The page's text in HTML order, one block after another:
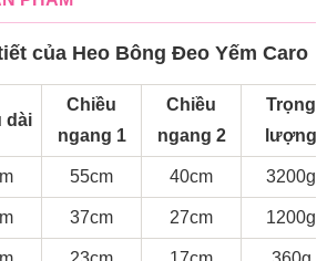
của Heo Bông Đeo Yếm Caro
dài
Chiều
ngang 1
Chiều
ngang 2
Trọng
lượng
55cm 40cm 3200g
37cm 27cm 1200g